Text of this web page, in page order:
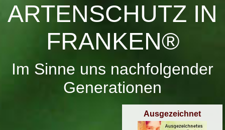
ARTENSCHUTZ IN
FRANKEN®
Im Sinne uns nachfolgender
Generationen
Ausgezeichnet